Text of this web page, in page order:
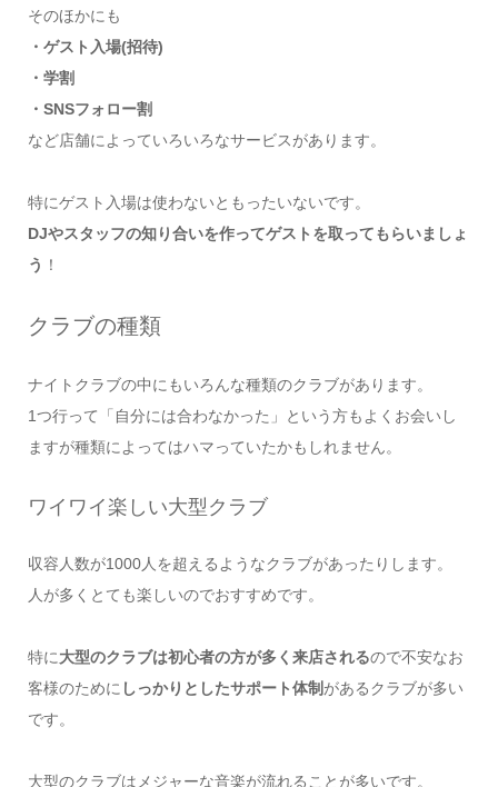
そのほかにも
・ゲスト入場(招待)
・学割
・SNSフォロー割
など店舗によっていろいろなサービスがあります。
特にゲスト入場は使わないともったいないです。
DJやスタッフの知り合いを作ってゲストを取ってもらいましょ
う ！
クラブの種類
ナイトクラブの中にもいろんな種類のクラブがあります。
1つ行って「自分には合わなかった」という方もよくお会いし
ますが種類によってはハマっていたかもしれません。
ワイワイ楽しい大型クラブ
収容人数が1000人を超えるようなクラブがあったりします。
人が多くとても楽しいのでおすすめです。
特に大型のクラブは初心者の方が多く来店されるので不安なお
客様のために しっかりとしたサポート体制 があるクラブが多い
です。
大型のクラブはメジャーな音楽が流れることが多いです。